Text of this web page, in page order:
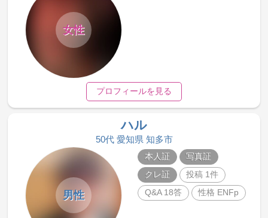
女性
プロフィールを見る
ハル
50代 愛知県 知多市
男性
本人証
写真証
クレ証
投稿 1件
Q&A 18答
性格 ENFp